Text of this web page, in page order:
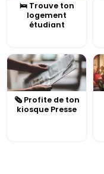
🛌 Trouve ton
logement
étudiant
🗞️ Profite de ton
kiosque Presse